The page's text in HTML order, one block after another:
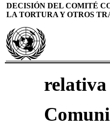
DECISIÓN DEL COMITÉ
LA TORTURA Y OTROS
relativa